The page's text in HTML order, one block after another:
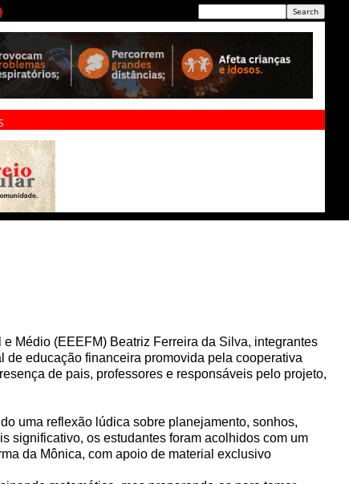
Médio (EEEFM) Beatriz Ferreira da Silva, integrantes
educação financeira promovida pela cooperativa
de pais, professores e responsáveis pelo projeto,
uma reflexão lúdica sobre planejamento, sonhos,
significativo, os estudantes foram acolhidos com um
da Mônica, com apoio de material exclusivo